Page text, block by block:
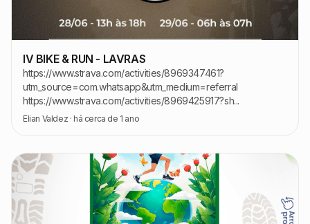
IV BIKE & RUN - LAVRAS
https://www.strava.com/activities/8969347461?
utm_source=com.whatsapp&utm_medium=referral
https://www.strava.com/activities/8969425917?sh...
Elian Valdez · há cerca de 1 ano